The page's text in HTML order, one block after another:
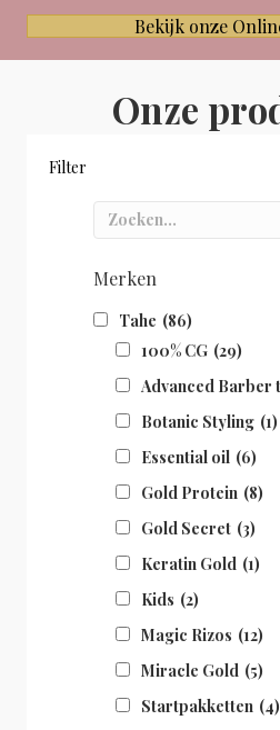
Bekijk onze
Onze
Filter
Merken
Tahe (86)
100% CG (29)
Advanced Barber
Botanic Styling (1)
Essential oil (6)
Gold Protein (8)
Gold Secret (3)
Keratin Gold (1)
Kids (2)
Magic Rizos (12)
Miracle Gold (5)
Startpakketten (4)